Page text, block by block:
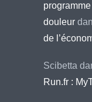
douleur
de
Scibetta
Run.fr :